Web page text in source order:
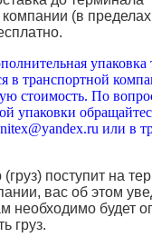
(в
упаковка
в транспортной
стоимость. По
упаковки
или в
(груз) поступит на
вас об этом
необходимо будет
груз.